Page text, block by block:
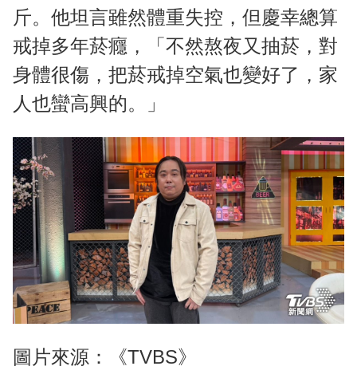
斤。他坦言雖然體重失控，但慶幸總算
戒掉多年菸癮，「不然熬夜又抽菸，對
身體很傷，把菸戒掉空氣也變好了，家
人也蠻高興的。」
圖片來源：《TVBS》